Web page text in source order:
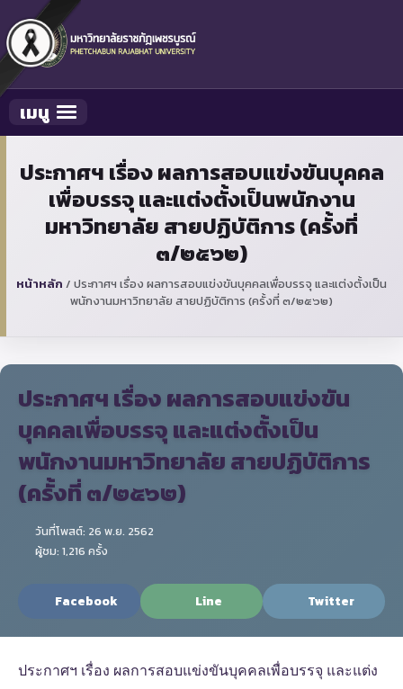
Toggle navigation
เมนู
ประกาศฯ เรื่อง ผลการสอบแข่งขันบุคคล
เพื่อบรรจุ และแต่งตั้งเป็นพนักงาน
มหาวิทยาลัย สายปฏิบัติการ (ครั้งที่
๓/๒๕๖๒)
หน้าหลัก / ประกาศฯ เรื่อง ผลการสอบแข่งขันบุคคลเพื่อบรรจุ และแต่งตั้งเป็น
พนักงานมหาวิทยาลัย สายปฏิบัติการ (ครั้งที่ ๓/๒๕๖๒)
ประกาศฯ เรื่อง ผลการสอบแข่งขัน
บุคคลเพื่อบรรจุ และแต่งตั้งเป็น
พนักงานมหาวิทยาลัย สายปฏิบัติการ
(ครั้งที่ ๓/๒๕๖๒)
วันที่โพสต์: 26 พ.ย. 2562
ผู้ชม: 1,216 ครั้ง
Facebook Line Twitter
ประกาศฯ เรื่อง ผลการสอบแข่งขันบุคคลเพื่อบรรจุ และแต่ง